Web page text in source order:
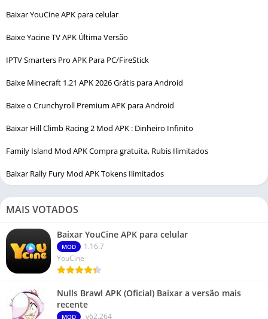
Baixar YouCine APK para celular
Baixe Yacine TV APK Última Versão
IPTV Smarters Pro APK Para PC/FireStick
Baixe Minecraft 1.21 APK 2026 Grátis para Android
Baixe o Crunchyroll Premium APK para Android
Baixar Hill Climb Racing 2 Mod APK : Dinheiro Infinito
Family Island Mod APK Compra gratuita, Rubis Ilimitados
Baixar Rally Fury Mod APK Tokens Ilimitados
MAIS VOTADOS
Baixar YouCine APK para celular
MOD
1.16.7
YouCine
Nulls Brawl APK (Oficial) Baixar a versão mais
recente
MOD
v62.264